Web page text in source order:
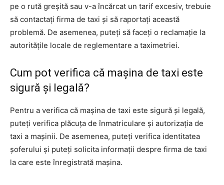
pe o rută greșită sau v-a încărcat un tarif excesiv, trebuie
să contactați firma de taxi și să raportați această
problemă. De asemenea, puteți să faceți o reclamație la
autoritățile locale de reglementare a taximetriei.
Cum pot verifica că mașina de taxi este
sigură și legală?
Pentru a verifica că mașina de taxi este sigură și legală,
puteți verifica plăcuța de înmatriculare și autorizația de
taxi a mașinii. De asemenea, puteți verifica identitatea
șoferului și puteți solicita informații despre firma de taxi
la care este înregistrată mașina.